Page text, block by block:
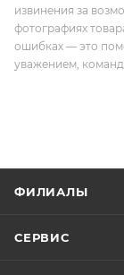
извинения за
фотографиях
ошибках — это
уважением,
ФИЛИАЛЫ
СЕРВИС